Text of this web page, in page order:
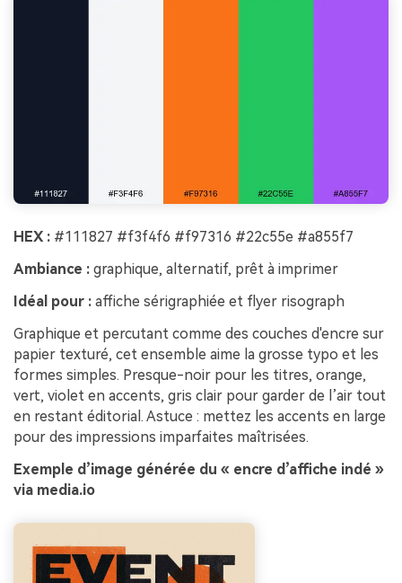
HEX : #111827 #f3f4f6 #f97316 #22c55e #a855f7
Ambiance : graphique, alternatif, prêt à imprimer
Idéal pour : affiche sérigraphiée et flyer risograph
Graphique et percutant comme des couches d'encre sur
papier texturé, cet ensemble aime la grosse typo et les
formes simples. Presque-noir pour les titres, orange,
vert, violet en accents, gris clair pour garder de l’air tout
en restant éditorial. Astuce : mettez les accents en large
pour des impressions imparfaites maîtrisées.
Exemple d’image générée du « encre d’affiche indé »
via media.io